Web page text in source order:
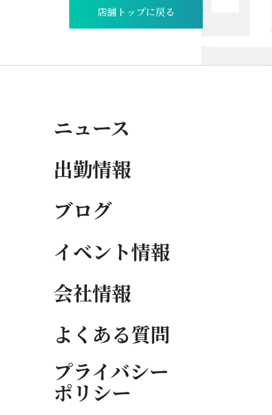
店舗トップに戻る
ニュース
出勤情報
ブログ
イベント情報
会社情報
よくある質問
プライバシー
ポリシー